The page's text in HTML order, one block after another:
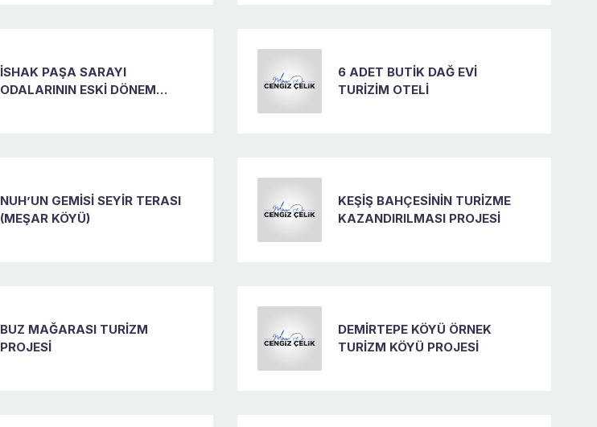
İSHAK PAŞA SARAYI
ODALARININ ESKİ DÖNEM
6 ADET BUTİK DAĞ EVİ
TURİZİM OTELİ
NUH’UN GEMİSİ SEYİR TERASI
(MEŞAR KÖYÜ)
KEŞİŞ BAHÇESİNİN TURİZME
KAZANDIRILMASI PROJESİ
BUZ MAĞARASI TURİZM
PROJESİ
DEMİRTEPE KÖYÜ ÖRNEK
TURİZM KÖYÜ PROJESİ